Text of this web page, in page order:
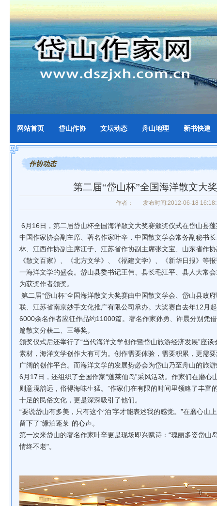
网站首页 岱山作协 文坛动态 舟山地理 新书快递
作协动态
第二届“岱山杯”全国海洋散文大
作者： 发布时间:2012-06-18
6月16日，第二届岱山杯全国海洋散文大奖赛颁奖仪式在岱山县
中国作家协会副主席、著名作家叶辛，中国散文学会常务副秘书
林、江西作协副主席江子、江苏省作协副主席张文宝、山东省作
《散文百家》、《北方文学》、《福建文学》、《新华日报》等
一海洋文学的盛会。岱山县委书记王伟、县长毛江平、县人大常
为获奖作者颁奖。
第二届“岱山杯”全国海洋散文大奖赛由中国散文学会、岱山县政
联、江苏省南京妙手文化推广有限公司承办。大奖赛自去年12月
6000余名作者应征作品约11000篇。著名作家孙勇、许晨分别凭
篇散文分获二、三等奖。
颁奖仪式后还举行了“当代海洋文学创作暨岱山旅游经济发展”座
素材，海洋文学创作大有可为。创作需要体验，需要积累，更需
广阔的创作平台。而海洋文学的发展势必会为岱山乃至舟山的旅
6月17日，还组织了全国作家“蓬莱仙岛”采风活动。作家们在磨
则意境韵远，俗得海味生猛。”作家们在有限的时间里领略了丰
十足的民俗文化，更是深深吸引了他们。
“要说岱山有多美，只有这个‘泊’字才能表述我的感觉。”在磨心
留下了“缘泊蓬莱”的心声。
第一次来岱山的著名作家叶辛更是现场即兴赋诗：“瑰丽多姿岱山
情终不老"。